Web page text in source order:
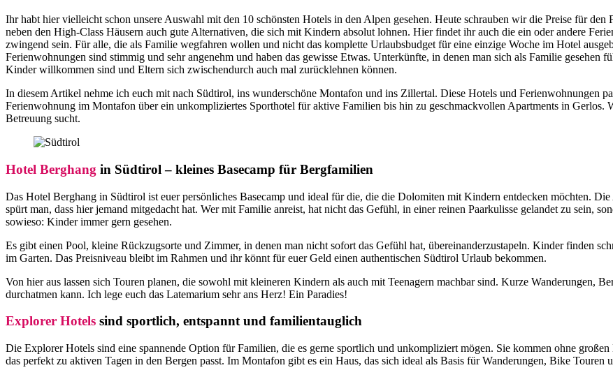
Ihr habt hier vielleicht schon unsere Auswahl mit den 10 schönsten Hotels in den Alpen gesehen. Heute schrauben wir die Preise für
neben den High-Class Häusern auch gute Alternativen, die sich mit Kindern absolut lohnen. Hier findet ihr auch die ein oder andere
zwingend sein. Für alle, die als Familie wegfahren wollen und nicht das komplette Urlaubsbudget für eine einzige Woche im Hotel
Ferienwohnungen sind stimmig und sehr angenehm und haben das gewisse Etwas. Unterkünfte, in denen man sich als Familie gesehen
Kinder willkommen sind und Eltern sich zwischendurch auch mal zurücklehnen können.
In diesem Artikel nehme ich euch mit nach Südtirol, ins wunderschöne Montafon und ins Zillertal. Diese Hotels und Ferienwohnungen
Ferienwohnung im Montafon über ein unkompliziertes Sporthotel für aktive Familien bis hin zu geschmackvollen Apartments in Gerlos.
Betreuung sucht.
Hotel Berghang in Südtirol – kleines Basecamp für Bergfamilien
Das Hotel Berghang in Südtirol ist euer persönliches Basecamp und ideal für die, die die Dolomiten mit Kindern entdecken möchten.
spürt man, dass hier jemand mitgedacht hat. Wer mit Familie anreist, hat nicht das Gefühl, in einer reinen Paarkulisse gelandet zu sein,
sowieso: Kinder immer gern gesehen.
Es gibt einen Pool, kleine Rückzugsorte und Zimmer, in denen man nicht sofort das Gefühl hat, übereinanderzustapeln. Kinder finden
im Garten. Das Preisniveau bleibt im Rahmen und ihr könnt für euer Geld einen authentischen Südtirol Urlaub bekommen.
Von hier aus lassen sich Touren planen, die sowohl mit kleineren Kindern als auch mit Teenagern machbar sind. Kurze Wanderungen,
durchatmen kann. Ich lege euch das Latemarium sehr ans Herz! Ein Paradies!
Explorer Hotels sind sportlich, entspannt und familientauglich
Die Explorer Hotels sind eine spannende Option für Familien, die es gerne sportlich und unkompliziert mögen. Sie kommen ohne
das perfekt zu aktiven Tagen in den Bergen passt. Im Montafon gibt es ein Haus, das sich ideal als Basis für Wanderungen, Bike Touren